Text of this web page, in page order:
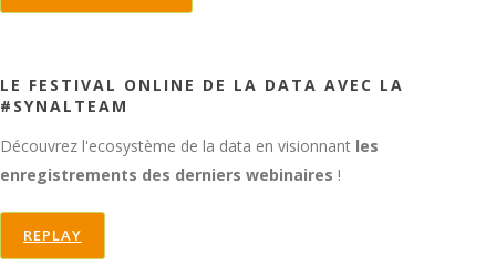
LE FESTIVAL ONLINE DE LA DATA AVEC LA
#SYNALTEAM
Découvrez l'ecosystème de la data en visionnant les
enregistrements des derniers webinaires !
REPLAY